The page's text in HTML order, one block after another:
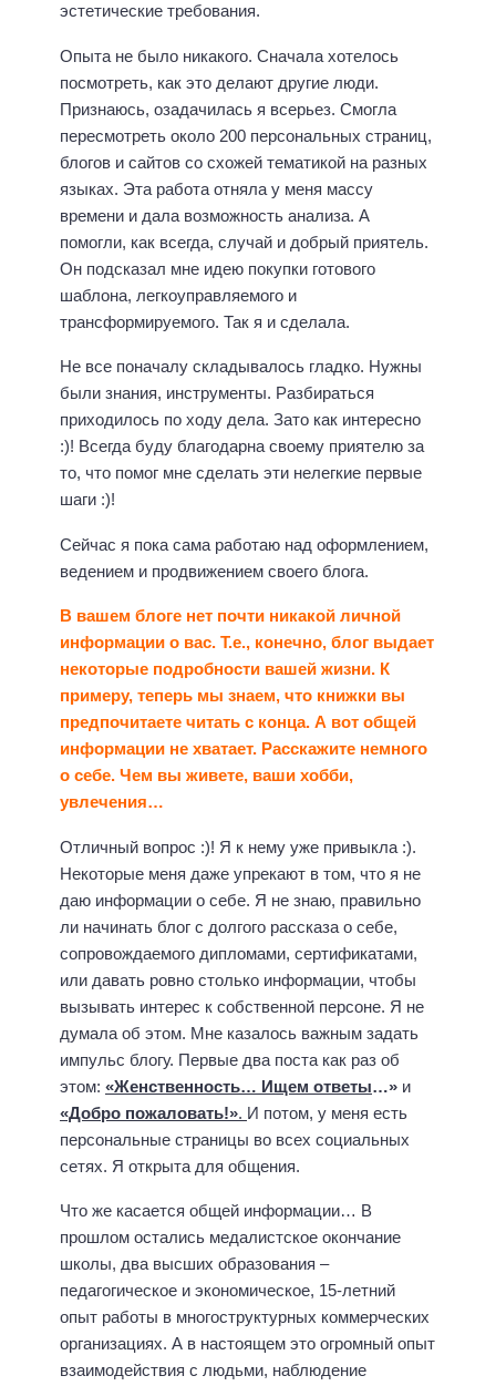
эстетические требования.
Опыта не было никакого. Сначала хотелось
посмотреть, как это делают другие люди.
Признаюсь, озадачилась я всерьез. Смогла
пересмотреть около 200 персональных страниц,
блогов и сайтов со схожей тематикой на разных
языках. Эта работа отняла у меня массу
времени и дала возможность анализа. А
помогли, как всегда, случай и добрый приятель.
Он подсказал мне идею покупки готового
шаблона, легкоуправляемого и
трансформируемого. Так я и сделала.
Не все поначалу складывалось гладко. Нужны
были знания, инструменты. Разбираться
приходилось по ходу дела. Зато как интересно
:)! Всегда буду благодарна своему приятелю за
то, что помог мне сделать эти нелегкие первые
шаги :)!
Сейчас я пока сама работаю над оформлением,
ведением и продвижением своего блога.
В вашем блоге нет почти никакой личной
информации о вас. Т.е., конечно, блог выдает
некоторые подробности вашей жизни. К
примеру, теперь мы знаем, что книжки вы
предпочитаете читать с конца. А вот общей
информации не хватает. Расскажите немного
о себе. Чем вы живете, ваши хобби,
увлечения…
Отличный вопрос :)! Я к нему уже привыкла :).
Некоторые меня даже упрекают в том, что я не
даю информации о себе. Я не знаю, правильно
ли начинать блог с долгого рассказа о себе,
сопровождаемого дипломами, сертификатами,
или давать ровно столько информации, чтобы
вызывать интерес к собственной персоне. Я не
думала об этом. Мне казалось важным задать
импульс блогу. Первые два поста как раз об
этом: «Женственность… Ищем ответы…» и
«Добро пожаловать!». И потом, у меня есть
персональные страницы во всех социальных
сетях. Я открыта для общения.
Что же касается общей информации… В
прошлом остались медалистское окончание
школы, два высших образования –
педагогическое и экономическое, 15-летний
опыт работы в многоструктурных коммерческих
организациях. А в настоящем это огромный опыт
взаимодействия с людьми, наблюдение